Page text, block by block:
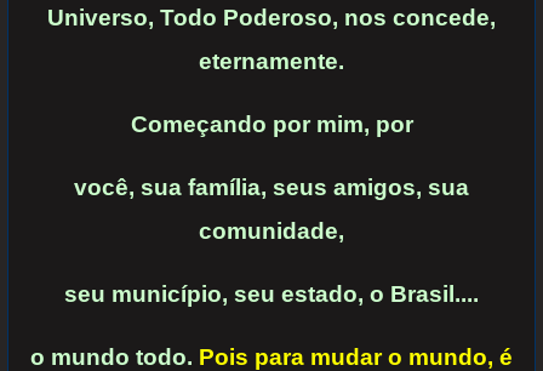
Universo, Todo Poderoso, nos concede,
eternamente.
Começando por mim, por
você, sua família, seus amigos, sua
comunidade,
seu município, seu estado, o Brasil....
o mundo todo. Pois para mudar o mundo, é